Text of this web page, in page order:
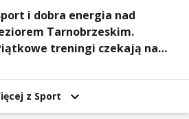
i dobra energia nad
Tarnobrzeskim.
treningi czekają na
z Sport